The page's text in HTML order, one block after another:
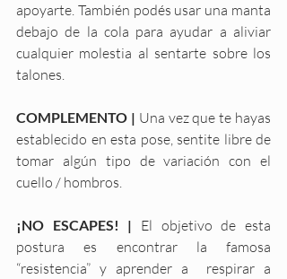
apoyarte. También podés usar una manta
debajo de la cola para ayudar a aliviar
cualquier molestia al sentarte sobre los
talones.
COMPLEMENTO | Una vez que te hayas
establecido en esta pose, sentite libre de
tomar algún tipo de variación con el
cuello / hombros.
¡NO ESCAPES! | El objetivo de esta
postura es encontrar la famosa
“resistencia” y aprender a  respirar a